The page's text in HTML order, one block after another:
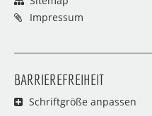
Impressum
BARRIEREFREIHEIT
Schriftgröße anpassen